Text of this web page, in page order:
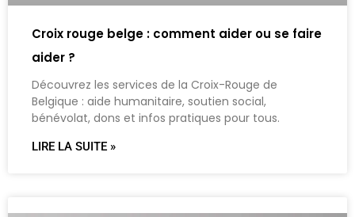
Croix rouge belge : comment aider ou se faire
aider ?
Découvrez les services de la Croix-Rouge de
Belgique : aide humanitaire, soutien social,
bénévolat, dons et infos pratiques pour tous.
LIRE LA SUITE »